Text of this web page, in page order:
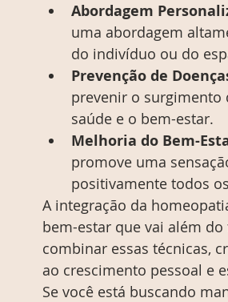
Abordagem
uma abordagem
do indivíduo ou do
Prevenção de
prevenir o surgimento
saúde e o bem-estar.
Melhoria do Bem-
promove uma
positivamente todos
A integração da
bem-estar que vai além
combinar essas técnicas,
ao crescimento pessoal e
Se você está buscando